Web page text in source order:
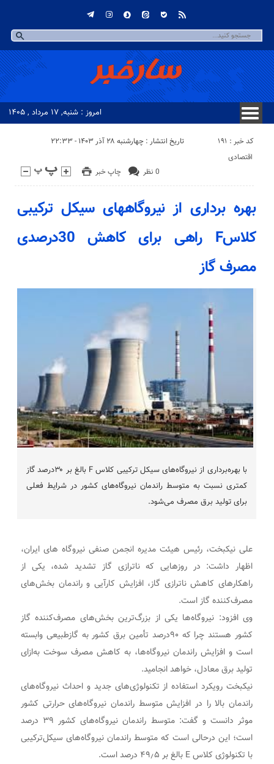
امروز : شنبه, ۱۷ مرداد , ۱۴۰۵
کد خبر : 191 تاریخ انتشار : چهارشنبه ۲۸ آذر ۱۴۰۳ - ۲۲:۳۳
چاپ خبر 0 نظر
اقتصادی
بهره برداری از نیروگاههای سیکل ترکیبی
کلاسF راهی برای کاهش 30درصدی
مصرف گاز
با بهره‌برداری از نیروگاه‌های سیکل ترکیبی کلاس F بالغ بر ۳۰درصد گاز
کمتری نسبت به متوسط راندمان نیروگاه‌های کشور در شرایط فعلی
برای تولید برق مصرف می‌شود.
علی نیکبخت، رئیس هیئت مدیره انجمن صنفی نیروگاه های ایران،
اظهار داشت: در روزهایی که ناترازی گاز تشدید شده، یکی از
راهکارهای کاهش ناترازی گاز، افزایش کارآیی و راندمان بخش‌های
مصرف‌کننده گاز است.
وی افزود: نیروگاه‌ها یکی از بزرگ‌ترین بخش‌های مصرف‌کننده گاز
کشور هستند چرا که ۹۰درصد تأمین برق کشور به گازطبیعی وابسته
است و افزایش راندمان نیروگاه‌ها، به کاهش مصرف سوخت به‌ازای
تولید برق معادل، خواهد انجامید.
نیکبخت رویکرد استفاده از تکنولوژی‌های جدید و احداث نیروگاه‌های
راندمان بالا را در افزایش متوسط راندمان نیروگاه‌های حرارتی کشور
موثر دانست و گفت: متوسط راندمان نیروگاه‌های کشور ۳۹ درصد
است؛ این درحالی است که متوسط راندمان نیروگاه‌های سیکل‌ترکیبی
با تکنولوژی کلاس E بالغ بر ۴۹٫۵ درصد است.